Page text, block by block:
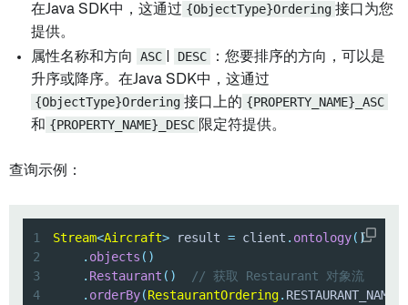
在Java SDK中，这通过 {ObjectType}Ordering 接口为您
提供。
属性名称和方向
ASC DESC
：您要排序的方向，可以是
升序或降序。在Java SDK中，这通过
{ObjectType}Ordering 接口上的 {PROPERTY_NAME}_ASC
和 {PROPERTY_NAME}_DESC 限定符提供。
查询示例：
1 Stream<Aircraft> result = client . ontology( )
2
. objects ( )
3
. Restaurant ( )
// 获取 Restaurant 对象流
4
. orderBy(RestaurantOrdering.